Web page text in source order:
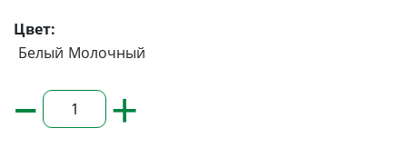
Цвет:
Белый Молочный
– +